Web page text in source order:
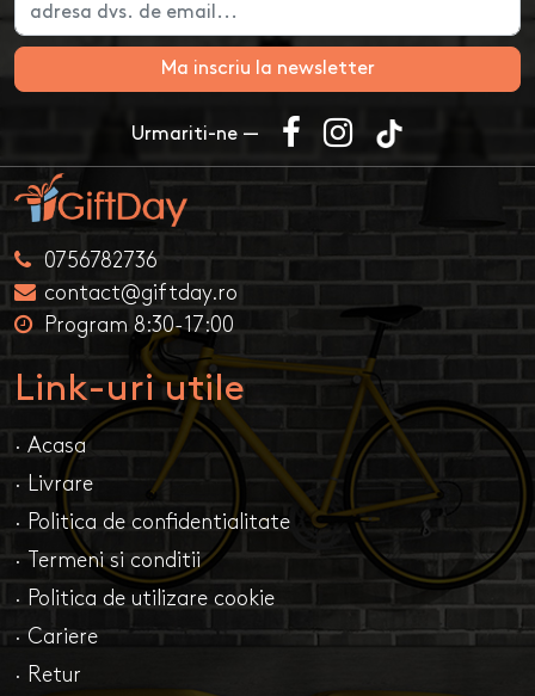
Ma inscriu la newsletter
Urmariti-ne —
0756782736
contact@giftday.ro
Program 8:30-17:00
Link-uri utile
· Acasa
· Livrare
· Politica de confidentialitate
· Termeni si conditii
· Politica de utilizare cookie
· Cariere
· Retur